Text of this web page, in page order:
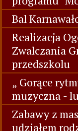
Bal
Realizacja
Zwalczania
przedszkolu
„ Gorące
muzyczna -
Zabawy z
udziałem